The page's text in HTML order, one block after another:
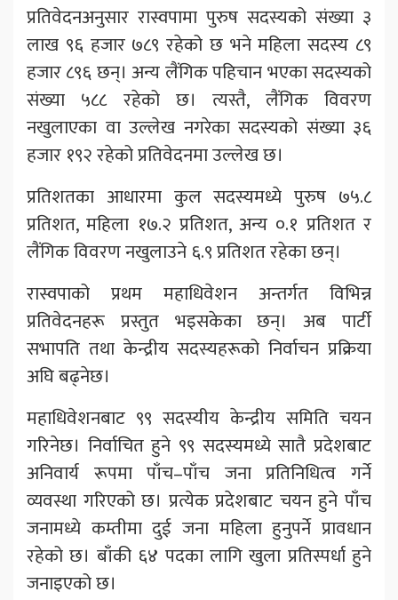
प्रतिवेदनअनुसार रास्वपामा पुरुष सदस्यको संख्या ३
लाख ९६ हजार ७८९ रहेको छ भने महिला सदस्य ८९
हजार ८९६ छन्। अन्य लैंगिक पहिचान भएका सदस्यको
संख्या ५८८ रहेको छ। त्यस्तै, लैंगिक विवरण
नखुलाएका वा उल्लेख नगरेका सदस्यको संख्या ३६
हजार १९२ रहेको प्रतिवेदनमा उल्लेख छ।
प्रतिशतका आधारमा कुल सदस्यमध्ये पुरुष ७५.८
प्रतिशत, महिला १७.२ प्रतिशत, अन्य ०.१ प्रतिशत र
लैंगिक विवरण नखुलाउने ६.९ प्रतिशत रहेका छन्।
रास्वपाको प्रथम महाधिवेशन अन्तर्गत विभिन्न
प्रतिवेदनहरू प्रस्तुत भइसकेका छन्। अब पार्टी
सभापति तथा केन्द्रीय सदस्यहरूको निर्वाचन प्रक्रिया
अघि बढ्नेछ।
महाधिवेशनबाट ९९ सदस्यीय केन्द्रीय समिति चयन
गरिनेछ। निर्वाचित हुने ९९ सदस्यमध्ये सातै प्रदेशबाट
अनिवार्य रूपमा पाँच–पाँच जना प्रतिनिधित्व गर्ने
व्यवस्था गरिएको छ। प्रत्येक प्रदेशबाट चयन हुने पाँच
जनामध्ये कम्तीमा दुई जना महिला हुनुपर्ने प्रावधान
रहेको छ। बाँकी ६४ पदका लागि खुला प्रतिस्पर्धा हुने
जनाइएको छ।